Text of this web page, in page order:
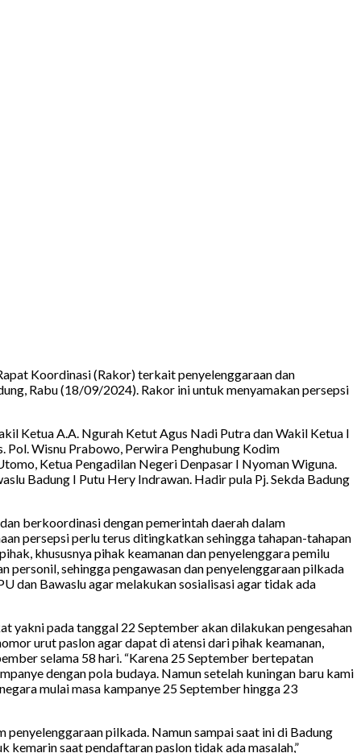
Koordinasi (Rakor) terkait penyelenggaraan dan
Rabu (18/09/2024). Rakor ini untuk menyamakan persepsi
Ketua A.A. Ngurah Ketut Agus Nadi Putra dan Wakil Ketua I
Wisnu Prabowo, Perwira Penghubung Kodim
Ketua Pengadilan Negeri Denpasar I Nyoman Wiguna.
Badung I Putu Hery Indrawan. Hadir pula Pj. Sekda Badung
berkoordinasi dengan pemerintah daerah dalam
persepsi perlu terus ditingkatkan sehingga tahapan-tahapan
khususnya pihak keamanan dan penyelenggara pemilu
personil, sehingga pengawasan dan penyelenggaraan pilkada
dan Bawaslu agar melakukan sosialisasi agar tidak ada
yakni pada tanggal 22 September akan dilakukan pengesahan
urut paslon agar dapat di atensi dari pihak keamanan,
selama 58 hari. “Karena 25 September bertepatan
dengan pola budaya. Namun setelah kuningan baru kami
mulai masa kampanye 25 September hingga 23
pilkada. Namun sampai saat ini di Badung
kemarin saat pendaftaran paslon tidak ada masalah,”